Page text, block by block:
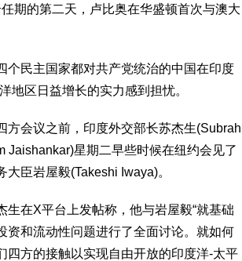
的第二天，卢比奥在华盛顿首次与澳大
民主国家都对共产党统治的中国在印度
地区日益增长的实力感到担忧。
会议之前，印度外交部长苏杰生(Subrah
Jaishankar)星期二早些时候在纽约会见了
大臣岩屋毅(Takeshi Iwaya)。
在X平台上发帖称，他与岩屋毅“就基础
资和流动性问题进行了全面讨论。就如何
四方的接触以实现自由开放的印度洋-太平